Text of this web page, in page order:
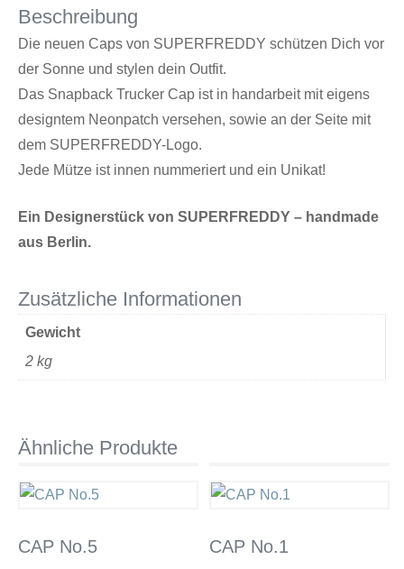
Beschreibung
Die neuen Caps von SUPERFREDDY schützen Dich vor
der Sonne und stylen dein Outfit.
Das Snapback Trucker Cap ist in handarbeit mit eigens
designtem Neonpatch versehen, sowie an der Seite mit
dem SUPERFREDDY-Logo.
Jede Mütze ist innen nummeriert und ein Unikat!
Ein Designerstück von SUPERFREDDY – handmade
aus Berlin.
Zusätzliche Informationen
Gewicht
2 kg
Ähnliche Produkte
CAP No.5 CAP No.1